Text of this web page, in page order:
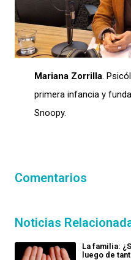
Mariana Zorrilla.
primera infancia y
Snoopy.
Comentarios
Noticias
La familia:
luego de